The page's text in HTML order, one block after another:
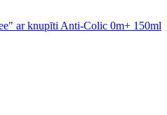
ar knupīti Anti-Colic 0m+ 150ml